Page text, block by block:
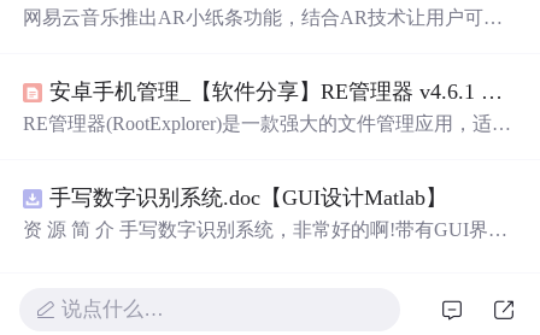
网易云音乐推出AR小纸条功能，结合AR技术让用户可在
安卓手机管理_【软件分享】RE管理器 v4.6.1 完整版 ——安卓手机必备文件管理器...
RE管理器(RootExplorer)是一款强大的文件管理应用，适用
等，并支持多种文件排序方式和视图展示。
手写数字识别系统.doc【GUI设计Matlab】
资 源 简 介 手写数字识别系统，非常好的啊!带有GUI界
带有直观的图形用户界面（GUI），非常容易使用。你只
说点什么…